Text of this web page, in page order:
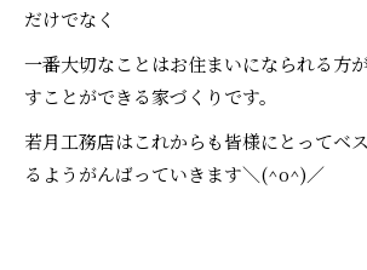
だけでなく
一番大切なことはお住まいになられる方
すことができる家づくりです。
若月工務店はこれからも皆様にとってベ
るようがんばっていきます＼(^o^)／